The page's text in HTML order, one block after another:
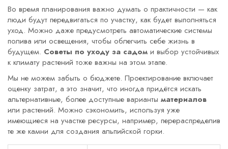
Во время планирования важно думать о практичности — как
люди будут передвигаться по участку, как будет выполняться
уход. Можно даже предусмотреть автоматические системы
полива или освещения, чтобы облегчить себе жизнь в
будущем. Советы по уходу за садом и выбор устойчивых
к климату растений тоже важны на этом этапе.
Мы не можем забыть о бюджете. Проектирование включает
оценку затрат, а это значит, что иногда придётся искать
альтернативные, более доступные варианты материалов
или растений. Можно сэкономить, используя уже
имеющиеся на участке ресурсы, например, перераспределив
те же камни для создания альпийской горки.